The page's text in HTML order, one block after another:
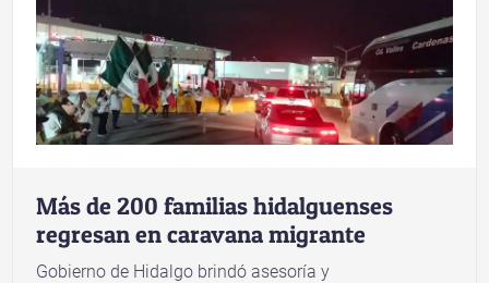
Más de 200 familias hidalguenses
regresan en caravana migrante
Gobierno de Hidalgo brindó asesoría y